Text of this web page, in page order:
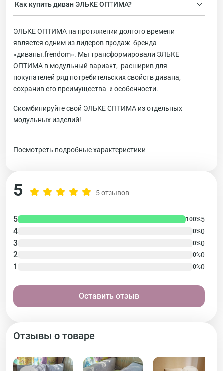
Как купитьдиван ЭЛЬКЕ ОПТИМА?
ЭЛЬКЕ ОПТИМА на протяжении долгого времени
является одним из лидеров продаж бренда
«диваны.frendom». Мы трансформировали ЭЛЬКЕ
ОПТИМА в модульный вариант, расширив для
покупателей ряд потребительских свойств дивана,
сохранив его преимущества и особенности.
Скомбинируйте свой ЭЛЬКЕ ОПТИМА из отдельных
модульных изделий!
Посмотреть подробные характеристики
Отзывы о товаре
5 5 отзывов
5 100%5
4 0%0
3 0%0
2 0%0
1 0%0
Оставить отзыв